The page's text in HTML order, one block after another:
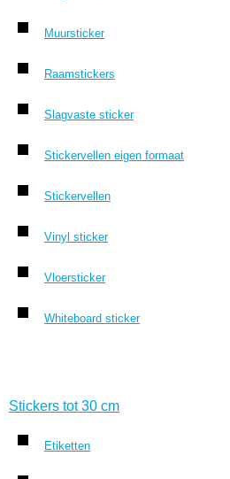
Muursticker
Raamstickers
Slagvaste sticker
Stickervellen eigen formaat
Stickervellen
Vinyl sticker
Vloersticker
Whiteboard sticker
Stickers tot 30 cm
Etiketten